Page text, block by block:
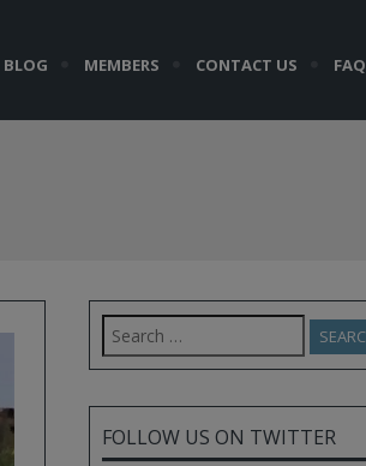
BLOG MEMBERS CONTACT US FAQ
Search
for:
FOLLOW US ON TWITTER